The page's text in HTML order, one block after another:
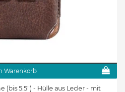
Warenkorb
(bis 5.5") - Hülle aus Leder - mit